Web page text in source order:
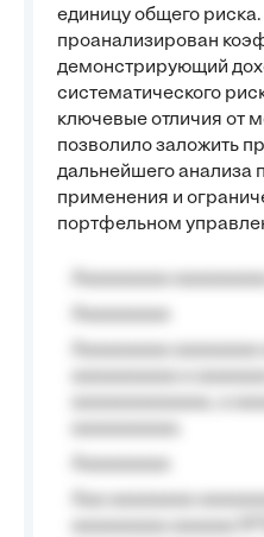
единицу общего
проанализирован
демонстрирующий
систематического
ключевые отличия от
позволило заложить
дальнейшего анализа
применения и
портфельном